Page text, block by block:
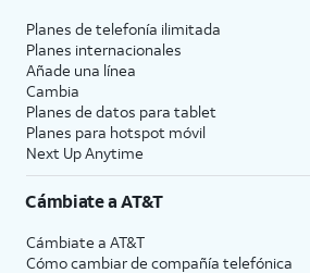
Planes de telefonía ilimitada
Planes internacionales
Añade una línea
Cambia
Planes de datos para tablet
Planes para hotspot móvil
Next Up Anytime
Cámbiate aAT&T
Cámbiate a AT&T
Cómo cambiar de compañía telefónica